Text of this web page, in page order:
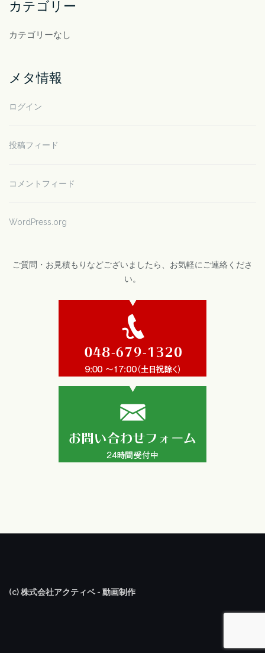
カテゴリー
カテゴリーなし
メタ情報
ログイン
投稿フィード
コメントフィード
WordPress.org
ご質問・お見積もりなどございましたら、お気軽にご連絡くださ
い。
(c) 株式会社アクティベ - 動画制作